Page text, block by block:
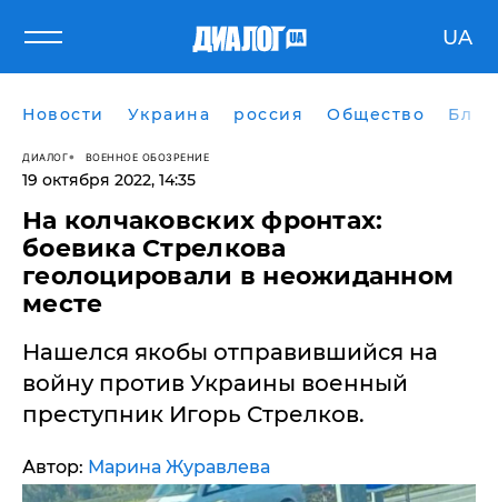
UA
Новости Украина россия Общество
ДИАЛОГ ВОЕННОЕ ОБОЗРЕНИЕ
19 октября 2022, 14:35
​На колчаковских фронтах:
боевика Стрелкова
геолоцировали в неожиданном
месте
Нашелся якобы отправившийся на
войну против Украины военный
преступник Игорь Стрелков.
Автор: Марина Журавлева